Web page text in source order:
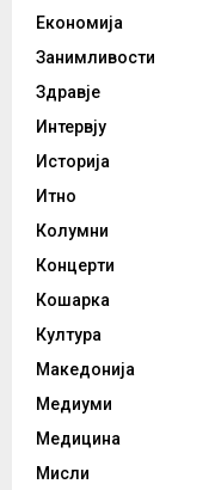
Економија
Занимливости
Здравје
Интервју
Историја
Итно
Колумни
Концерти
Кошарка
Култура
Македонија
Медиуми
Медицина
Мисли